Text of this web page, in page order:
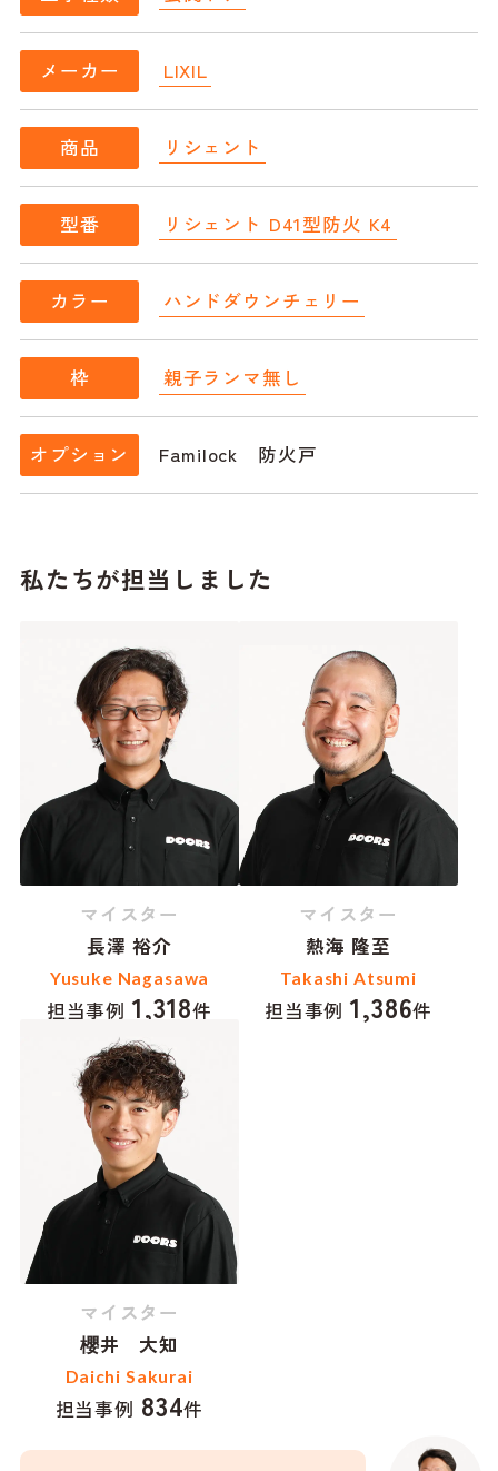
メーカー LIXIL
商品 リシェント
型番 リシェント D41型防火 K4
カラー ハンドダウンチェリー
枠 親子ランマ無し
オプション Familock 防火戸
私たちが担当しました
マイスター
長澤 裕介
Yusuke Nagasawa
担当事例 1,318件
マイスター
熱海 隆至
Takashi Atsumi
担当事例 1,386件
マイスター
櫻井 大知
Daichi Sakurai
担当事例 834件